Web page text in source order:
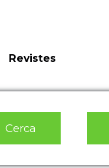
Revistes
Cerca